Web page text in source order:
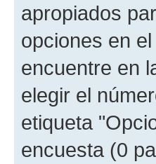
apropiados
opciones en
encuentre en
elegir el
etiqueta
encuesta (0